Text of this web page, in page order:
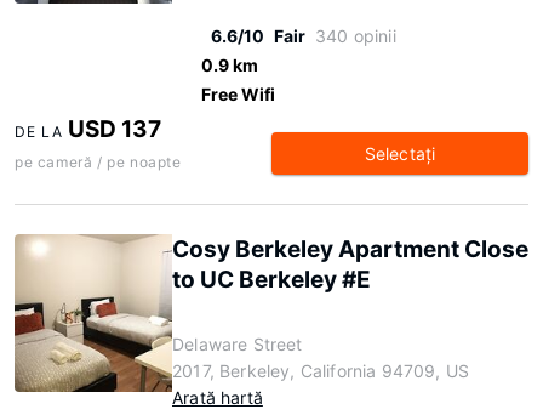
6.6/10 Fair 340 opinii
0.9 km
Free Wifi
DE LA USD 137
pe cameră / pe noapte Selectaţi
Cosy Berkeley Apartment Close
to UC Berkeley #E
Delaware Street
2017, Berkeley, California 94709, US
Arată hartă